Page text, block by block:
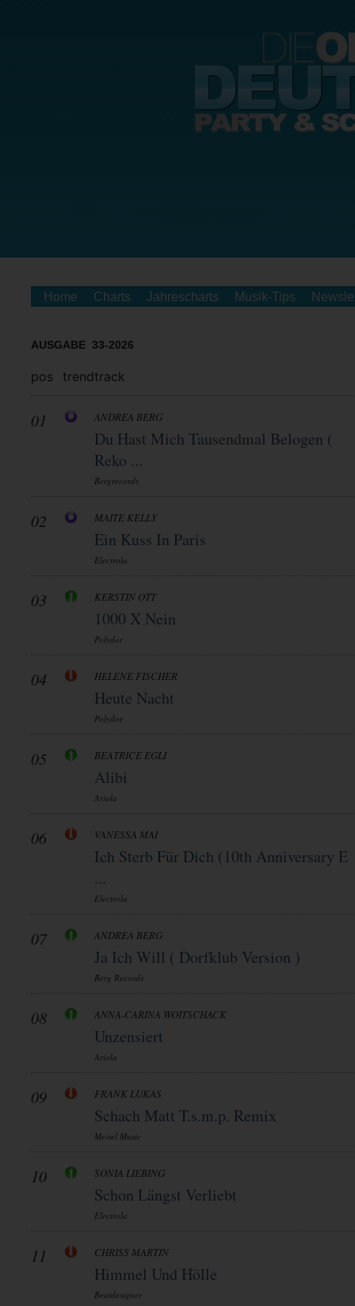
Home Charts Jahrescharts Musik-Tips
AUSGABE 33-2026
pos trendtrack
01 ANDREA BERG
Du Hast Mich Tausendmal Belogen (
Reko ...
Bergrecords
02 MAITE KELLY
Ein Kuss In Paris
Electrola
03 KERSTIN OTT
1000 X Nein
Polydor
04 HELENE FISCHER
Heute Nacht
Polydor
05 BEATRICE EGLI
Alibi
Ariola
06 VANESSA MAI
Ich Sterb Für Dich (10th Anniversary E
...
Electrola
07 ANDREA BERG
Ja Ich Will ( Dorfklub Version )
Berg Records
08 ANNA-CARINA WOITSCHACK
Unzensiert
Ariola
09 FRANK LUKAS
Schach Matt T.s.m.p. Remix
Meisel Music
10 SONIA LIEBING
Schon Längst Verliebt
Electrola
11 CHRISS MARTIN
Himmel Und Hölle
Beatdesigner